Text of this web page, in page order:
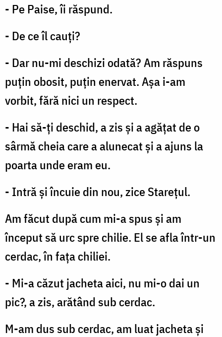
- Pe Paise, îi răspund.
- De ce îl cauţi?
- Dar nu-mi deschizi odată? Am răspuns
puţin obosit, puţin enervat. Aşa i-am
vorbit, fără nici un respect.
- Hai să-ţi deschid, a zis şi a agăţat de o
sârmă cheia care a alunecat şi a ajuns la
poarta unde eram eu.
- Intră şi încuie din nou, zice Stareţul.
Am făcut după cum mi-a spus şi am
început să urc spre chilie. El se afla într-un
cerdac, în faţa chiliei.
- Mi-a căzut jacheta aici, nu mi-o dai un
pic?, a zis, arătând sub cerdac.
M-am dus sub cerdac, am luat jacheta şi